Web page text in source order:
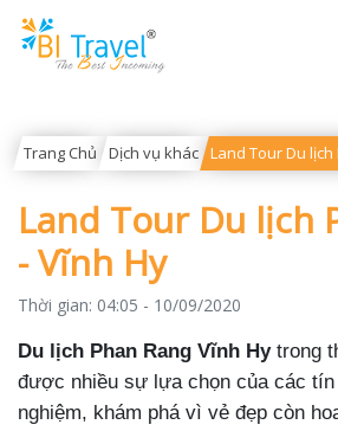
Trang Chủ Dịch vụ khác Land Tour Du
Land Tour Du lịch
- Vĩnh Hy
Thời gian: 04:05 - 10/09/2020
Du lịch Phan Rang Vĩnh Hytrong
được nhiều sự lựa chọn của các
nghiệm, khám phá vì vẻ đẹp còn